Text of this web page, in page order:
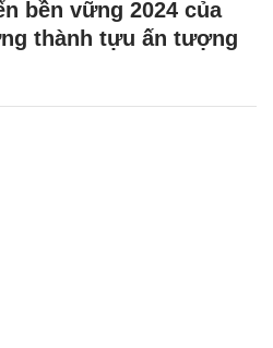
bền vững 2024 của
thành tựu ấn tượng